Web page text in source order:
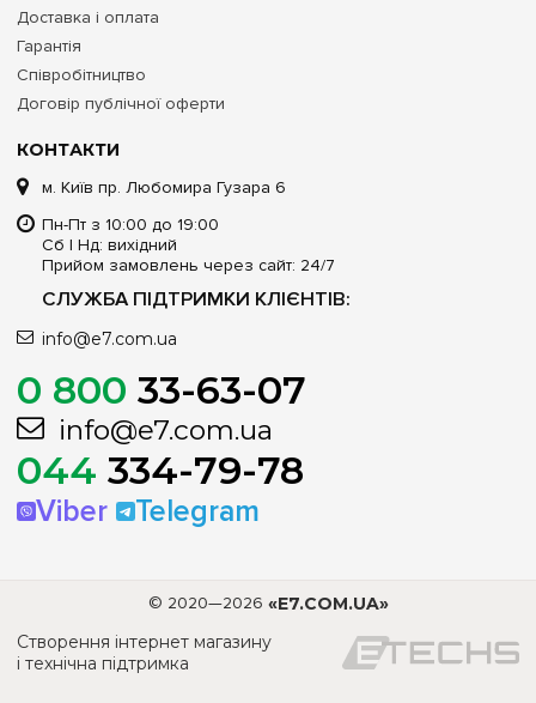
КОНТАКТИ
м. Київ пр. Любомира Гузара 6
Пн-Пт з 10:00 до 19:00
Сб | Нд: вихідний
Прийом замовлень через сайт: 24/7
СЛУЖБА ПІДТРИМКИ КЛІЄНТІВ:
info@e7.com.ua
0 800 33-63-07
info@e7.com.ua
044 334-79-78
Viber Telegram
Доставка і оплата
Гарантія
Співробітництво
Договір публічної оферти
© 2020—2026 «E7.COM.UA»
Створення інтернет магазину
і технічна підтримка